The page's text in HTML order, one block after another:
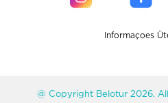
Informaçoes
@ Copyright Belotur 2026.